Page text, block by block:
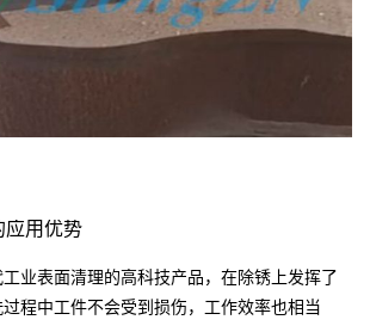
应用优势
业表面清理的高科技产品，在除锈上发挥了
程中工件不会受到损伤，工作效率也相当